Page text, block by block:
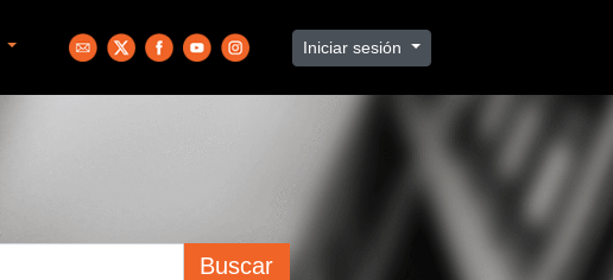
Iniciar sesión
Buscar